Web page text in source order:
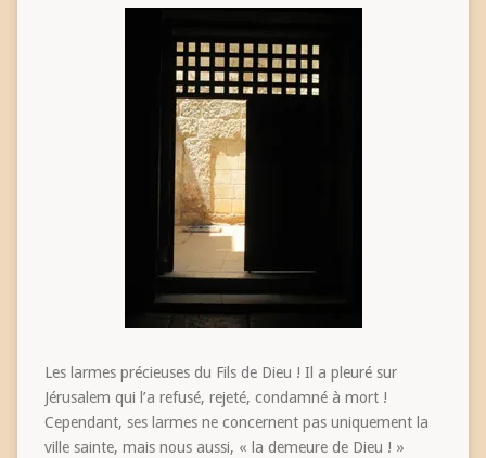
Les larmes précieuses du Fils de Dieu ! Il a pleuré sur
Jérusalem qui l’a refusé, rejeté, condamné à mort !
Cependant, ses larmes ne concernent pas uniquement la
ville sainte, mais nous aussi, « la demeure de Dieu ! »